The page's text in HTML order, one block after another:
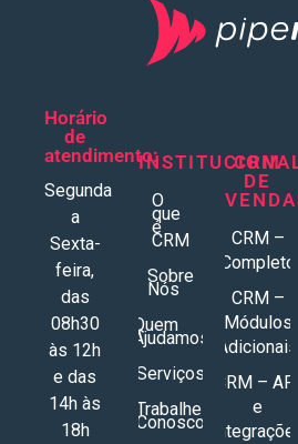
Horário
de
atendimento:
Segunda
a
Sexta-
feira,
das
08h30
às 12h
e das
14h às
18h
O
que
é
CRM
Sobre
Nós
Quem
Ajudamos
Serviços
Trabalhe
Conosco
CRM
DE
CRM –
Completo
CRM –
Módulos
Adicionais
CRM – API
e
Integrações